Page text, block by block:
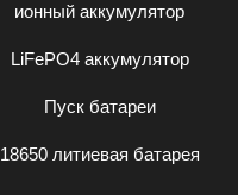
ионный аккумулятор
LiFePO4 аккумулятор
Пуск батареи
18650 литиевая батарея